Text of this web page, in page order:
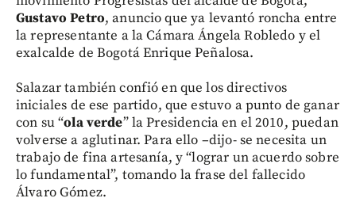
Gustavo Petro, anuncio que ya levantó roncha entre
la representante a la Cámara Ángela Robledo y el
exalcalde de Bogotá Enrique Peñalosa.
Salazar también confió en que los directivos
iniciales de ese partido, que estuvo a punto de ganar
con su “ola verde” la Presidencia en el 2010, puedan
volverse a aglutinar. Para ello –dijo- se necesita un
trabajo de fina artesanía, y “lograr un acuerdo sobre
lo fundamental”, tomando la frase del fallecido
Álvaro Gómez.